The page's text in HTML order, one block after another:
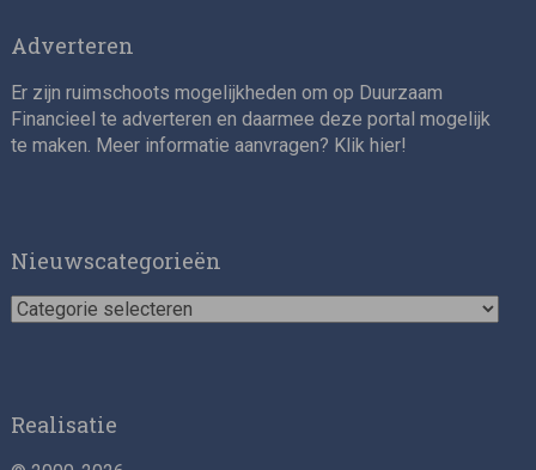
Adverteren
Er zijn ruimschoots mogelijkheden om op Duurzaam
Financieel te adverteren en daarmee deze portal mogelijk
te maken. Meer informatie aanvragen? Klik hier!
Nieuwscategorieën
Nieuwscategorieën
Realisatie